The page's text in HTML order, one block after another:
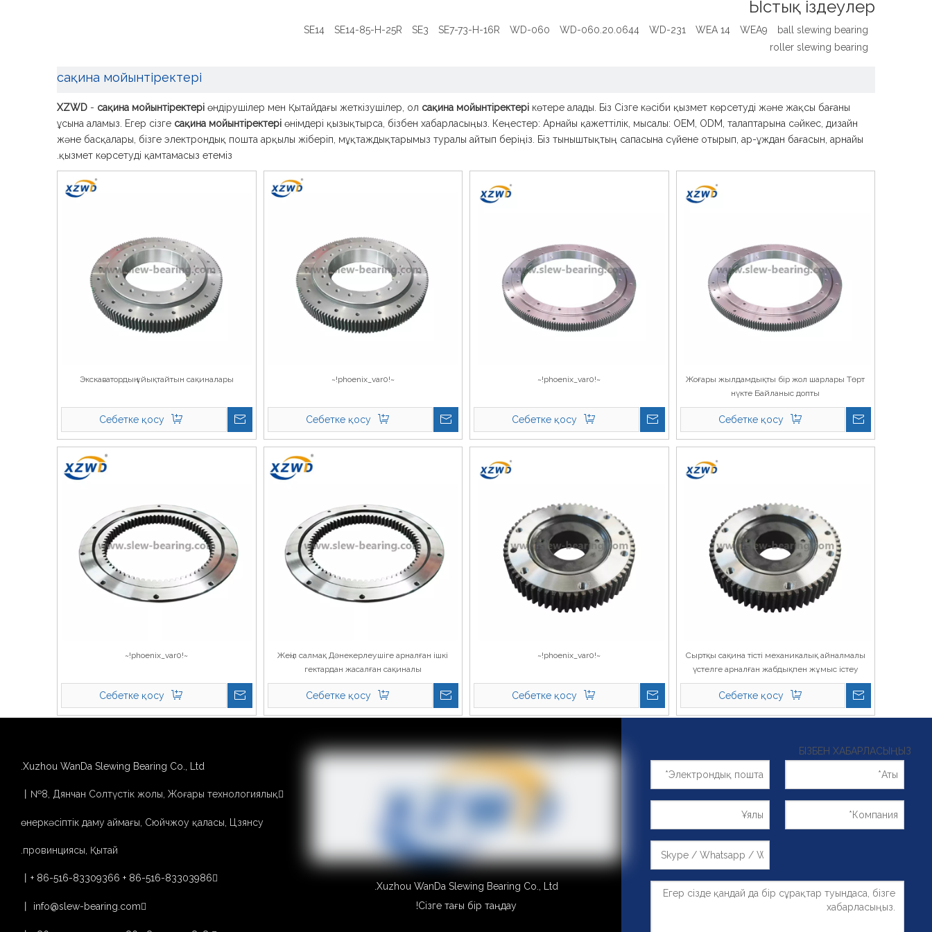
Ыстық іздеулер
SE14 SE14-85-H-25R SE3 SE7-73-H-16R WD-060 WD-060.20.0644 WD-231 WEA 14 WEA9
ball slewing bearing
roller slewing bearing
сақина мойынтіректері
XZWD - сақина мойынтіректері өндірушілер мен Қытайдағы жеткізушілер, ол сақина мойынтіректері көтере алады. Біз Сізге кәсіби қызмет көрсетуді және жақсы бағаны
ұсына аламыз. Егер сізге сақина мойынтіректері өнімдері қызықтырса, бізбен хабарласыңыз. Кеңестер: Арнайы қажеттілік, мысалы: OEM, ODM, талаптарына сәйкес, дизайн
және басқалары, бізге электрондық пошта арқылы жіберіп, мұқтаждықтарымыз туралы айтып беріңіз. Біз тыныштықтың сапасына сүйене отырып, ар-ұждан бағасын, арнайы
қызмет көрсетуді қамтамасыз етеміз.
Жоғары жылдамдықты бір жол шарлары Төрт
нүкте Байланыс допты
Себетке қосу
~!phoenix_var0!~
Себетке қосу
~!phoenix_var0!~
Себетке қосу
Экскаватордың ұйықтайтын сақиналары
Себетке қосу
Сыртқы сақина тісті механикалық айналмалы
үстелге арналған жабдықпен жұмыс істеу
011.40.1120
Себетке қосу
~!phoenix_var0!~
Себетке қосу
Жеңіл салмақ Дәнекерлеушіге арналған ішкі
гектардан жасалған сақиналы
Себетке қосу
~!phoenix_var0!~
Себетке қосу
Xuzhou WanDa Slewing Bearing Co., Ltd.
Сізге тағы бір таңдау!
Xuzhou WanDa Slewing Bearing Co., Ltd.

丨№8, Дянчан Солтүстік жолы, Жоғары технологиялық
өнеркәсіптік даму аймағы, Сюйчжоу қаласы, Цзянсу
провинциясы, Қытай.

+ 86-516-83309366 + 86-516-83303986

info@slew-bearing.com
БІЗБЕН ХАБАРЛАСЫҢЫЗ